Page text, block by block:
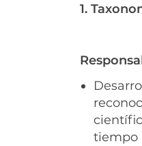
1.
tiempo